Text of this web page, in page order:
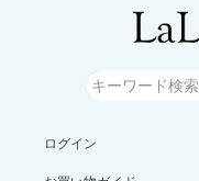
ログイン